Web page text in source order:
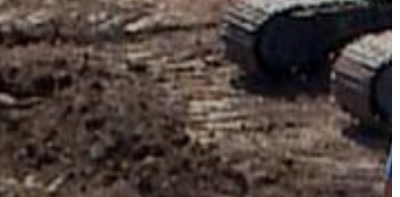
KÖLTSÉGVETÉSI
RENDELETEK